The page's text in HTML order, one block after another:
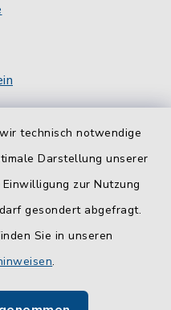
technisch notwendige
Darstellung unserer
zur Nutzung
gesondert abgefragt.
Sie in unseren
.